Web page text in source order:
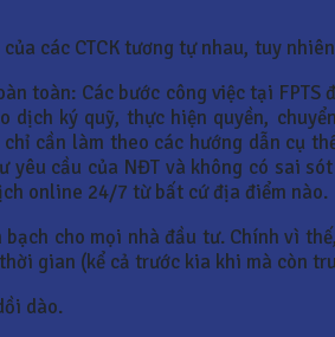
các CTCK tương tự nhau, tuy
toàn: Các bước công việc tại
dịch ký quỹ, thực hiện quyền,
cần làm theo các hướng dẫn cụ
yêu cầu của NĐT và không có sai
online 24/7 từ bất cứ địa điểm nào.
cho mọi nhà đầu tư. Chính vì
gian (kể cả trước kia khi mà còn
dào.